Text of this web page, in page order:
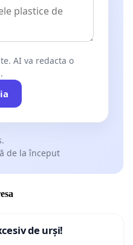
AI va redacta o
de la început
de urși!